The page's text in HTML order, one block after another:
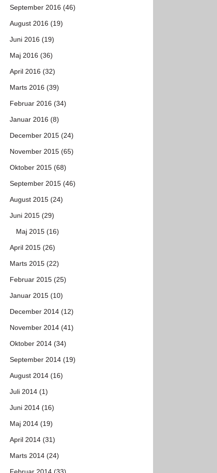
September 2016 (46)
August 2016 (19)
Juni 2016 (19)
Maj 2016 (36)
April 2016 (32)
Marts 2016 (39)
Februar 2016 (34)
Januar 2016 (8)
December 2015 (24)
November 2015 (65)
Oktober 2015 (68)
September 2015 (46)
August 2015 (24)
Juni 2015 (29)
Maj 2015 (16)
April 2015 (26)
Marts 2015 (22)
Februar 2015 (25)
Januar 2015 (10)
December 2014 (12)
November 2014 (41)
Oktober 2014 (34)
September 2014 (19)
August 2014 (16)
Juli 2014 (1)
Juni 2014 (16)
Maj 2014 (19)
April 2014 (31)
Marts 2014 (24)